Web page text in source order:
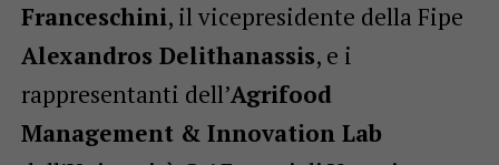
Franceschini, il vicepresidente della Fipe
Alexandros Delithanassis, e i
rappresentanti dell’Agrifood
Management & Innovation Lab